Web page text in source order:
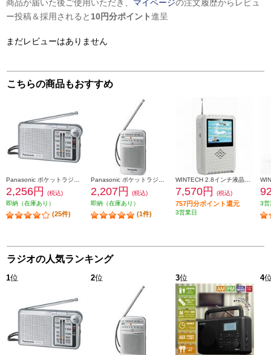
商品が届いた後ご使用いただき、 マイページの注文履歴からレビュ
ー投稿＆採用されると 10円分ポイント進呈
まだレビューはありません
こちらの商品もおすすめ
2,256円
(税込)
即納（在庫あり）
(25件)
2,207円
(税込)
即納（在庫あり）
(1件)
7,570円 (税込)
757円分ポイント還元
3営業日
3営
ラジオの人気ランキング
1位 2位 3位 4